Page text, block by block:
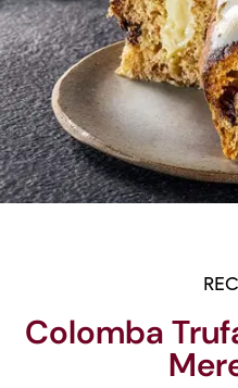
Colomba